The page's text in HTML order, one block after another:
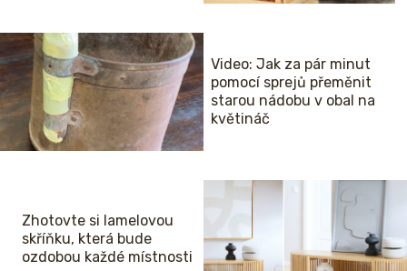
Video: Jak za pár minut
pomocí sprejů přeměnit
starou nádobu v obal na
květináč
Zhotovte si lamelovou
skříňku, která bude
ozdobou každé místnosti